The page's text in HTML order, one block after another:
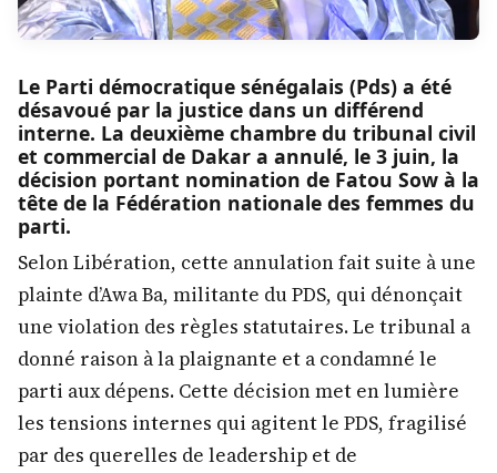
Le Parti démocratique sénégalais (Pds) a été
désavoué par la justice dans un différend
interne. La deuxième chambre du tribunal civil
et commercial de Dakar a annulé, le 3 juin, la
décision portant nomination de Fatou Sow à la
tête de la Fédération nationale des femmes du
parti.
Selon Libération, cette annulation fait suite à une
plainte d’Awa Ba, militante du PDS, qui dénonçait
une violation des règles statutaires. Le tribunal a
donné raison à la plaignante et a condamné le
parti aux dépens. Cette décision met en lumière
les tensions internes qui agitent le PDS, fragilisé
par des querelles de leadership et de